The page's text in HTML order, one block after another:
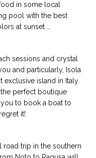
in some local
pool with the best
at sunset …
sessions and crystal
and particularly, Isola
exclusive island in Italy.
perfect boutique
to book a boat to
it!
road trip in the southern